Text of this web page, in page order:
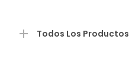
Todos Los Productos